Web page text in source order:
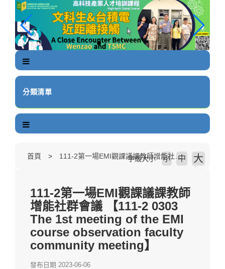
分類清單
首頁 111-2第一場EMI觀課議課教師增能社群會議 【111-2 0303 The 1st meeting of the EMI course observation faculty community meeting】
字級大小 小 中 大
111-2第一場EMI觀課議課教師
增能社群會議 【111-2 0303
The 1st meeting of the EMI
course observation faculty
community meeting】
發布日期 2023-06-06